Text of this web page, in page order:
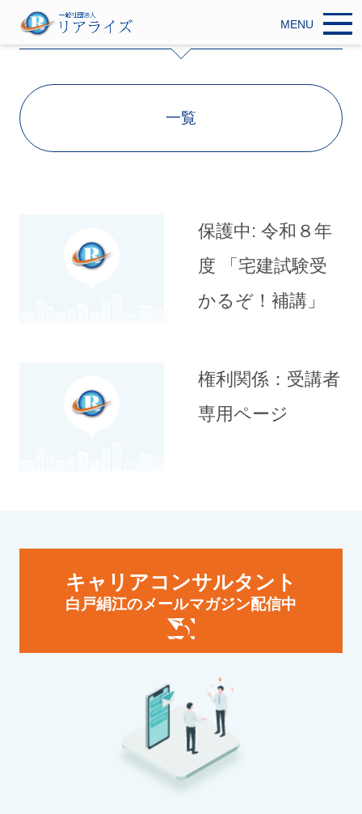
MENU
一覧
保護中: 令和８年
度 「宅建試験受
かるぞ！補講」
権利関係：受講者
専用ページ
キャリアコンサルタント
白戸絹江のメールマガジン配信中